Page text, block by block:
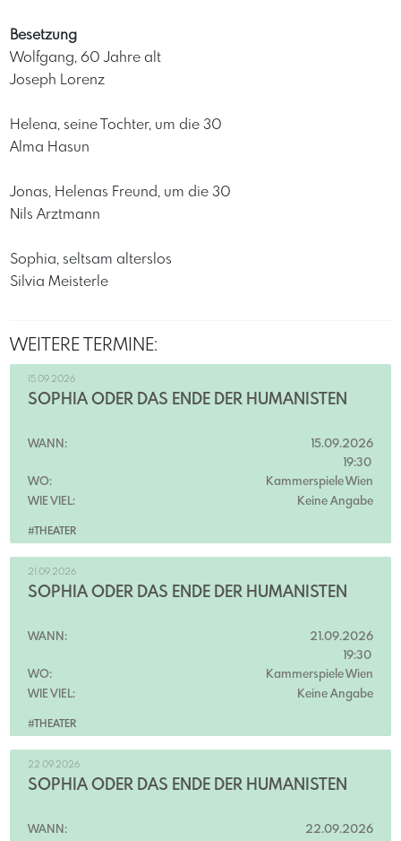
Besetzung
Wolfgang, 60 Jahre alt
Joseph Lorenz
Helena, seine Tochter, um die 30
Alma Hasun
Jonas, Helenas Freund, um die 30
Nils Arztmann
Sophia, seltsam alterslos
Silvia Meisterle
WEITERE TERMINE:
#THEATER
15.09.2026
SOPHIA ODER DAS ENDE DER HUMANISTEN
WANN:
15.09.2026
19:30
WO:
Kammerspiele Wien
WIE VIEL:
Keine Angabe
#THEATER
21.09.2026
SOPHIA ODER DAS ENDE DER HUMANISTEN
WANN:
21.09.2026
19:30
WO:
Kammerspiele Wien
WIE VIEL:
Keine Angabe
22.09.2026
SOPHIA ODER DAS ENDE DER HUMANISTEN
WANN:
22.09.2026